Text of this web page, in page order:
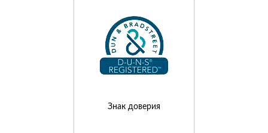
Знак доверия